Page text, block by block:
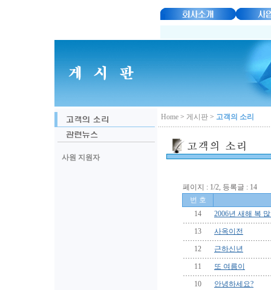
사원 지원자
Home > 게시판 > 고객의 소리
페이지 : 1/2, 등록글 : 14
번 호
14
2006년 새해 복
13 사옥이전
12 근하신년
11 또 여름이
10 안녕하세요?